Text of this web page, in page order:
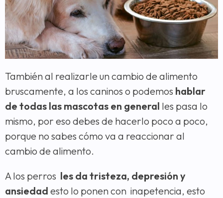
También al realizarle un cambio de alimento
bruscamente, a los caninos o podemos hablar
de todas las mascotas en general les pasa lo
mismo, por eso debes de hacerlo poco a poco,
porque no sabes cómo va a reaccionar al
cambio de alimento.
A los perros les da tristeza, depresión y
ansiedad esto lo ponen con inapetencia, esto